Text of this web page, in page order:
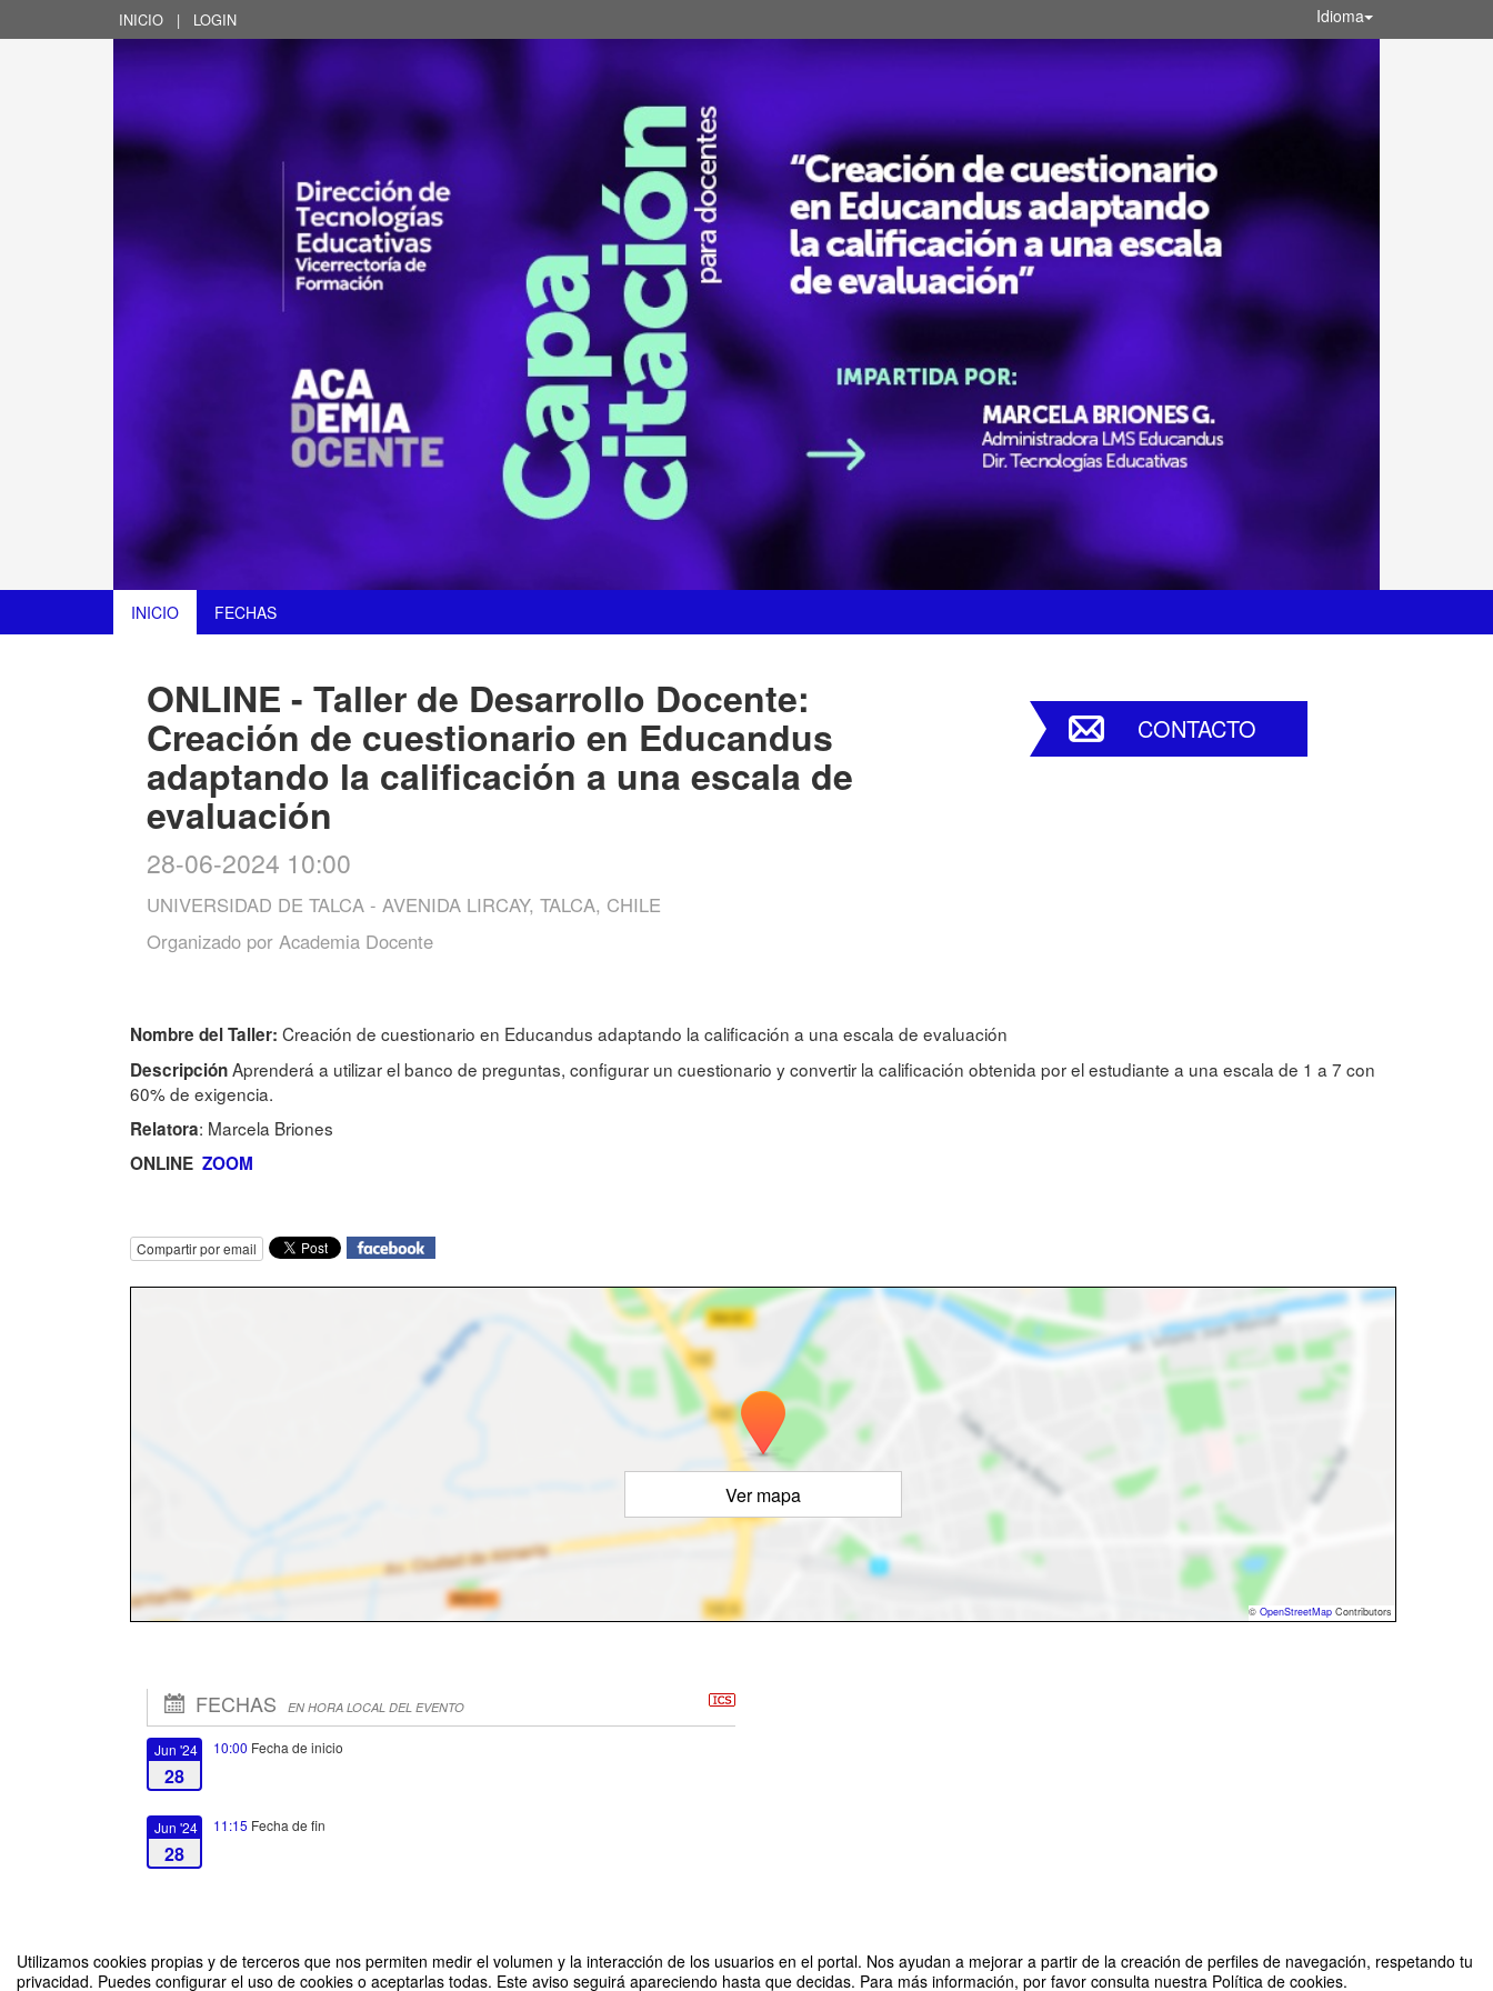
Utilizamos cookies propias y de terceros que nos permiten medir el volumen y la interacción de los usuarios en el portal. Nos ayudan a mejorar a partir de la creación de perfiles de navegación, respetando tu
privacidad. Puedes configurar el uso de cookies o aceptarlas todas. Este aviso seguirá apareciendo hasta que decidas. Para más información, por favor consulta nuestra Política de cookies.
INICIO | LOGIN Idioma
INICIO FECHAS
ONLINE - Taller de Desarrollo Docente:
Creación de cuestionario en Educandus
adaptando la calificación a una escala de
evaluación
28-06-2024 10:00
UNIVERSIDAD DE TALCA - AVENIDA LIRCAY, TALCA, CHILE
Organizado por Academia Docente
CONTACTO
Nombre del Taller: Creación de cuestionario en Educandus adaptando la calificación a una escala de evaluación
DescripciónAprenderá a utilizar el banco de preguntas, configurar un cuestionario y convertir la calificación obtenida por el estudiante a una escala de 1 a 7 con
60% de exigencia.
Relatora: Marcela Briones
ONLINE ZOOM
Compartir por email
Ver mapa
© OpenStreetMap Contributors
FECHAS EN HORA LOCAL DEL EVENTO
Jun '24
28
10:00 Fecha de inicio
Jun '24
28
11:15 Fecha de fin
ONLINE - Taller de Desarrollo Docente: Creación de cuestionario en Educandus adaptando la calificación a una escala de evaluación Organizado por Academia Docente